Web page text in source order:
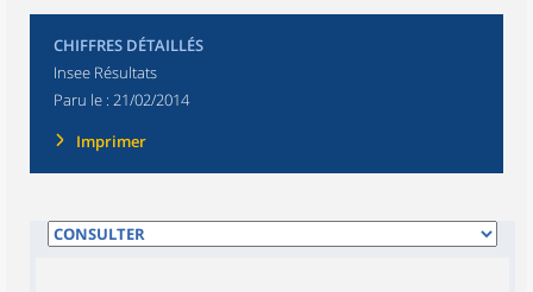
CHIFFRES DÉTAILLÉS
Insee Résultats
Paru le : 21/02/2014
Imprimer